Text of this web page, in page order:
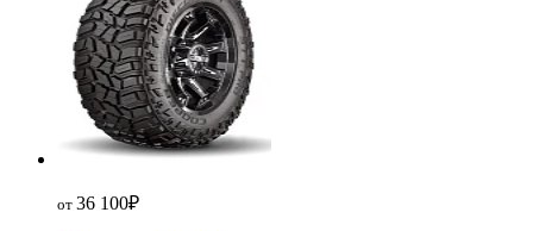
от 36 100₽